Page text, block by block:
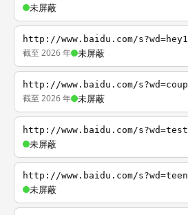
未屏蔽
http://www.baidu.com/s?wd=hey1
截至 2026 年 未屏蔽
http://www.baidu.com/s?wd=coup
截至 2026 年 未屏蔽
http://www.baidu.com/s?wd=test
未屏蔽
http://www.baidu.com/s?wd=teen
未屏蔽